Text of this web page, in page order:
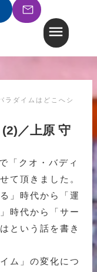
ラダイムはどこへシ
／上原 守
「クオ・バディ
て頂きました。
」時代から「運
時代から「サー
という話を書き
ム」の変化につ